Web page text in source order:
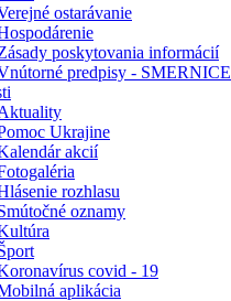
ostarávanie
poskytovania informácií
predpisy - SMERNICE
Ukrajine
akcií
rozhlasu
oznamy
covid - 19
aplikácia